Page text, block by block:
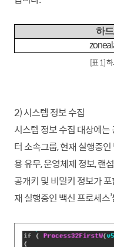
하
[표 1]
2) 시스템 정보 수집
시스템 정보 수집 대상에는
터 소속그룹, 현재 실행중
용 유무, 운영체제 정보, 랜
공개키 및 비밀키 정보가
재 실행중인 백신 프로세스